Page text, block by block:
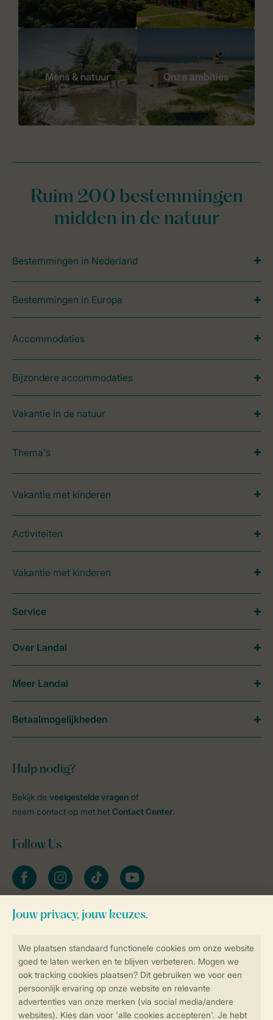
Mens & natuur Onze ambities
Veilig en snel online boeken
Veilige gegevensoverdracht
Veilige betaling
Ruim 200 bestemmingen
midden in de natuur
Bestemmingen in Nederland
Bestemmingen in Europa
Accommodaties
Bijzondere accommodaties
Vakantie in de natuur
Thema's
Vakantie met kinderen
Activiteiten
Vakantie met kinderen
Hulp nodig?
Bekijk de veelgestelde vragen of
neem contact op met het Contact Center.
Follow Us
facebookinstagramtiktok youtube
Blijf op de hoogte
Service
Over Landal
Meer Landal
Betaalmogelijkheden